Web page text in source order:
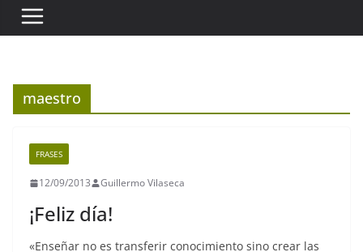
maestro
FRASES
12/09/2013 Guillermo Vilaseca
¡Feliz día!
«Enseñar no es transferir conocimiento sino crear las